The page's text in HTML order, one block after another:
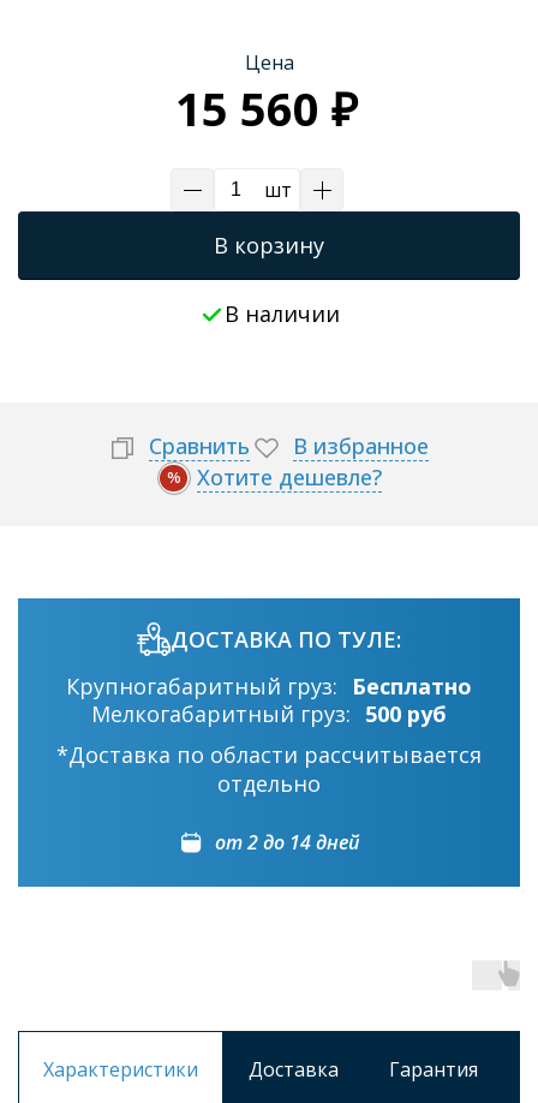
Цена
15 560 ₽
шт
В корзину
В наличии
Сравнить В избранное
% Хотите дешевле?
ДОСТАВКА ПО ТУЛЕ:
Крупногабаритный груз:
Бесплатно
Мелкогабаритный груз: 500 руб
*Доставка по области рассчитывается
отдельно
от 2 до 14 дней
Характеристики Доставка Гарантия